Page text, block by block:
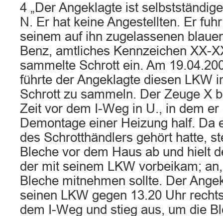
4 „Der Angeklagte ist
N. Er hat keine Angestellten. Er
seinem auf ihn zugelassenen
Benz, amtliches Kennzeichen XX-
sammelte Schrott ein. Am
führte der Angeklagte diesen LKW
Schrott zu sammeln. Der Zeuge X
Zeit vor dem I-Weg in U., in dem
Demontage einer Heizung half. Da
des Schrotthändlers gehört hatte,
Bleche vor dem Haus ab und hielt
der mit seinem LKW vorbeikam;
Bleche mitnehmen sollte. Der
seinen LKW gegen 13.20 Uhr
dem I-Weg und stieg aus, um die